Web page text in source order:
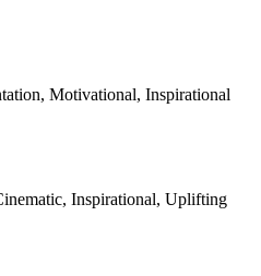
Motivational, Inspirational
Inspirational, Uplifting